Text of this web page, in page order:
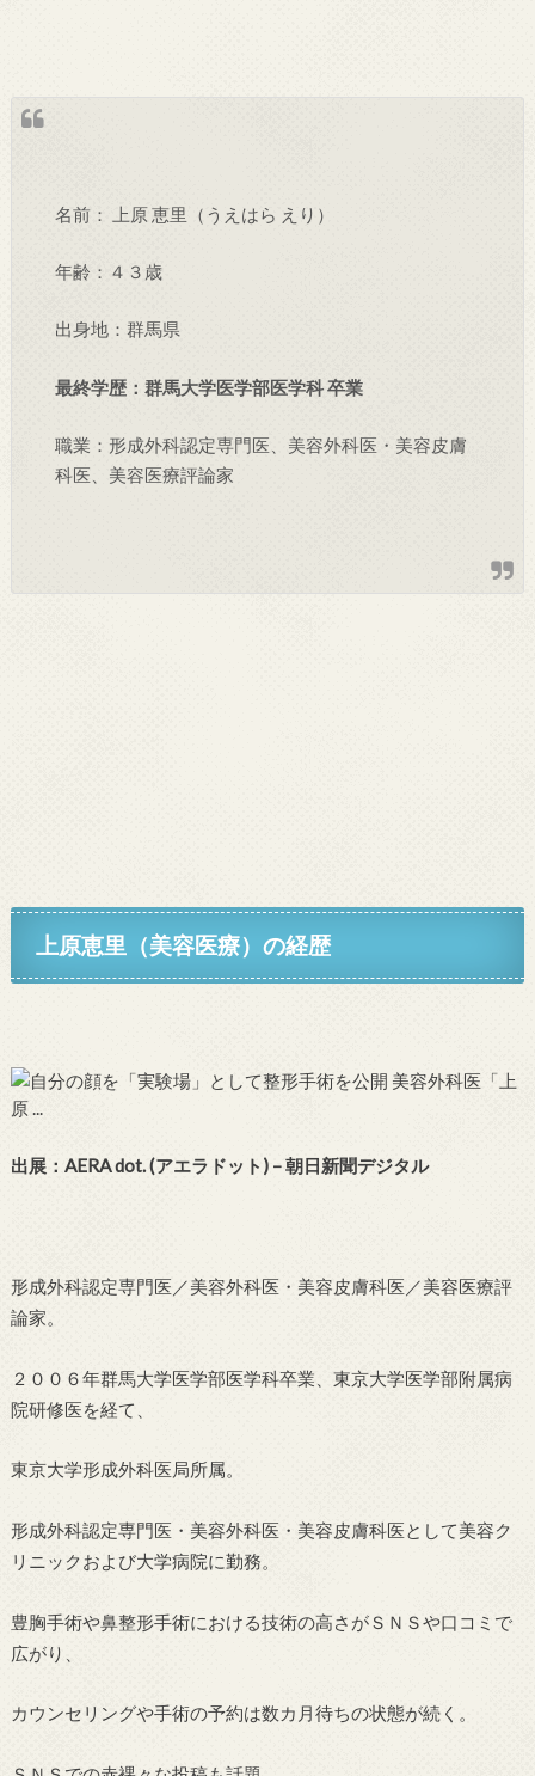
名前： 上原 恵里 （うえはら えり）
年齢：４３歳
出身地：群馬県
最終学歴：群馬大学医学部医学科 卒業
職業：形成外科認定専門医、美容外科医・美容皮膚
科医、美容医療評論家
上原恵里（美容医療）の経歴
出展：AERA dot. (アエラドット) – 朝日新聞デジタル
形成外科認定専門医／美容外科医・美容皮膚科医／美容医療評
論家。
２００６年群馬大学医学部医学科卒業、東京大学医学部附属病
院研修医を経て、
東京大学形成外科医局所属。
形成外科認定専門医・美容外科医・美容皮膚科医として美容ク
リニックおよび大学病院に勤務。
豊胸手術や鼻整形手術における技術の高さがＳＮＳや口コミで
広がり、
カウンセリングや手術の予約は数カ月待ちの状態が続く。